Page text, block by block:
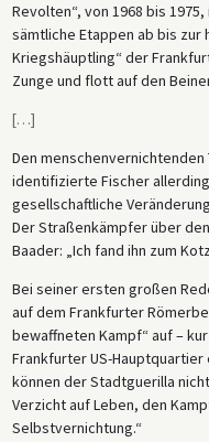
Revolten“, von 1968 bis
sämtliche Etappen ab bis zur
Kriegshäuptling“ der
Zunge und flott auf den
[…]
Den
identifizierte Fischer
gesellschaftliche
Der Straßenkämpfer über
Baader: „Ich fand ihn zum
Bei seiner ersten großen
auf dem Frankfurter
bewaffneten Kampf“ auf –
Frankfurter US-
können der Stadtguerilla
Verzicht auf Leben, den
Selbstvernichtung.“